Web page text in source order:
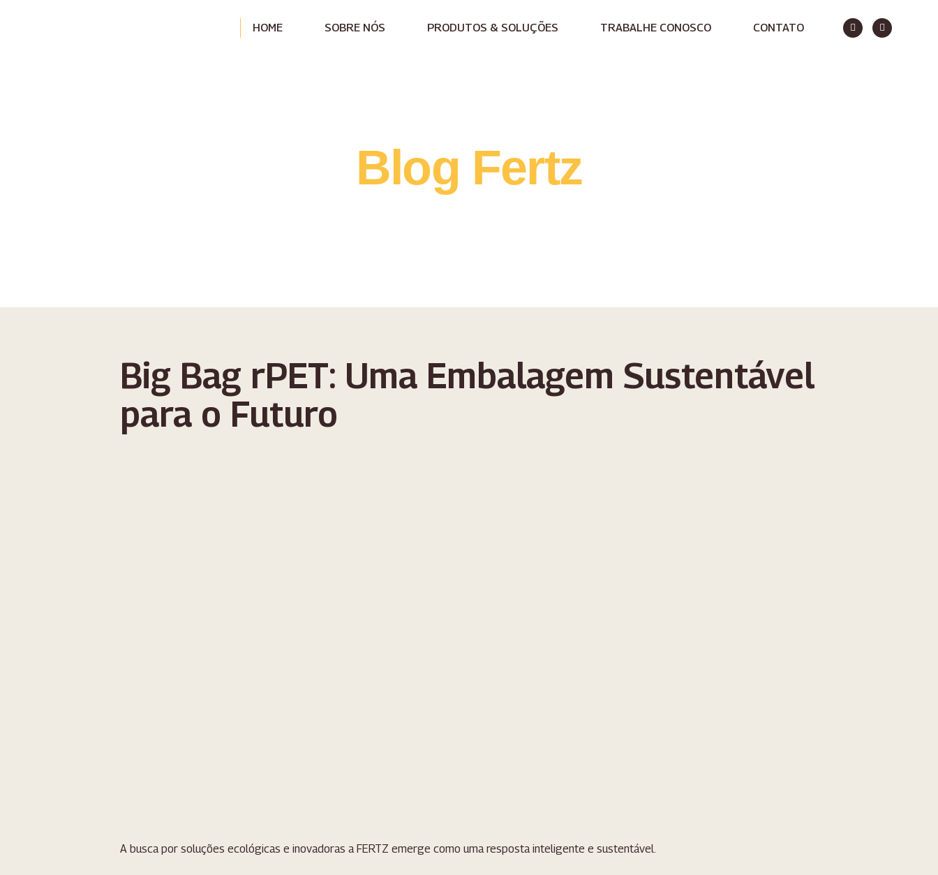
HOME SOBRE NÓS PRODUTOS & SOLUÇÕES TRABALHE CONOSCO CONTATO
Blog Fertz
Big Bag rPET: Uma Embalagem Sustentável
para o Futuro
A busca por soluções ecológicas e inovadoras a FERTZ emerge como uma resposta inteligente e sustentável.